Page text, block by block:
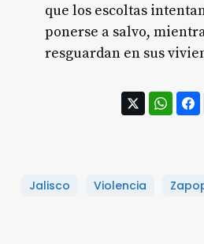
que los escoltas
ponerse a salvo,
resguardan en sus
Jalisco Violencia